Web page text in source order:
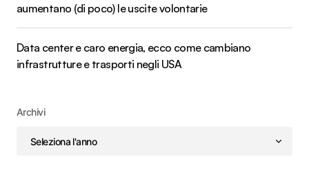
aumentano (di poco) le uscite volontarie
Data center e caro energia, ecco come cambiano
infrastrutture e trasporti negli USA
Archivi